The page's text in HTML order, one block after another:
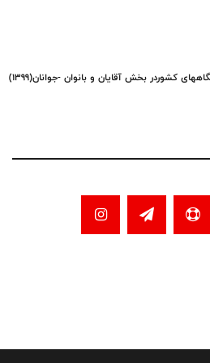
کشوردر بخش آقایان و بانوان -جوانان(1399)